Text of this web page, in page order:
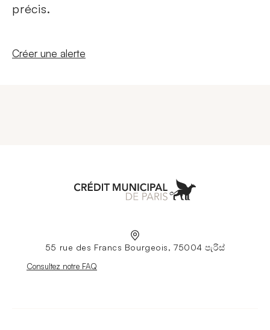
précis.
Nouvelle fenêtre
Créer une alerte
55 rue des Francs Bourgeois, 75004 පැරිස්
Nouvelle fenêtre
Consultez notre FAQ